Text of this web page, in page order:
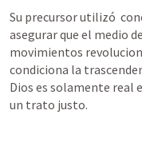
Su precursor utilizó
asegurar que el medio
movimientos
condiciona la
Dios es solamente real
un trato justo.